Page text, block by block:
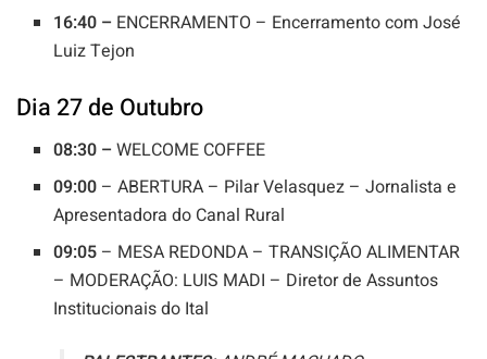
16:40 – ENCERRAMENTO – Encerramento com José
Luiz Tejon
Dia 27 de Outubro
08:30 –WELCOME COFFEE
09:00 – ABERTURA – Pilar Velasquez – Jornalista e
Apresentadora do Canal Rural
09:05 – MESA REDONDA – TRANSIÇÃO ALIMENTAR
– MODERAÇÃO: LUIS MADI – Diretor de Assuntos
Institucionais do Ital